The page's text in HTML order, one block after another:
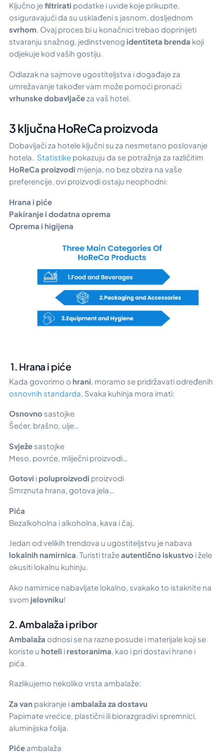
Ključno jefiltrirati podatke i uvide koje prikupite,
osiguravajući da su usklađeni s jasnom, dosljednom
svrhom. Ovaj proces bi u konačnici trebao doprinijeti
stvaranju snažnog, jedinstvenog identiteta brenda koji
odjekuje kod vaših gostiju.
Odlazak na sajmove ugostiteljstva i događaje za
umrežavanje također vam može pomoći pronaći
vrhunske dobavljačeza vaš hotel.
3 ključna HoReCa proizvoda
Dobavljači za hotele ključni su za nesmetano poslovanje
hotela. Statistike pokazuju da se potražnja za različitim
HoReCa proizvodi mijenja, no bez obzira na vaše
preferencije, ovi proizvodi ostaju neophodni:
Hrana i piće
Pakiranje i dodatna oprema
Oprema i higijena
1. Hrana i piće
Kada govorimo o hrani, moramo se pridržavati određenih
osnovnih standarda. Svaka kuhinja mora imati:
Osnovno sastojke
Šećer, brašno, ulje…
Svježe sastojke
Meso, povrće, mliječni proizvodi…
Gotovi i poluproizvodi proizvodi
Smrznuta hrana, gotova jela…
Pića
Bezalkoholna i alkoholna, kava i čaj.
Jedan od velikih trendova u ugostiteljstvu je nabava
lokalnih namirnica. Turisti tražeautentično iskustvo i žele
okusiti lokalnu kuhinju.
Ako namirnice nabavljate lokalno, svakako to istaknite na
svom jelovniku!
2. Ambalaža i pribor
Ambalaža odnosi se na razne posude i materijale koji se
koriste u hoteli i restoranima , kao i pri dostavi hrane i
pića.
Razlikujemo nekoliko vrsta ambalaže:
Za van pakiranje iambalaža za dostavu
Papirnate vrećice, plastični ili biorazgradivi spremnici,
aluminijska folija.
Piće ambalaža